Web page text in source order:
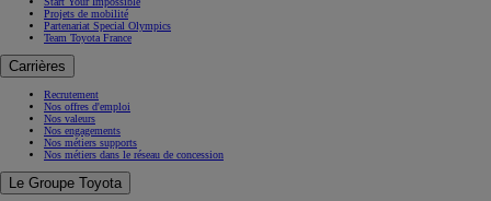
Projets de mobilité
Partenariat Special Olympics
Team Toyota France
Carrières
Recrutement
Nos offres d'emploi
Nos valeurs
Nos engagements
Nos métiers supports
Nos métiers dans le réseau de concession
Le Groupe Toyota